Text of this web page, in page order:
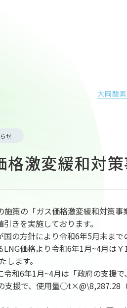
大岡酸
せ
格激変緩和対
施策の「ガス価格激変緩和対策
きを実施しております。
の方針により令和6年5月末まで
LNG価格より令和6年1月~4月は
します。
令和6年1月~4月は「政府の支援
支援で、使用量○t×@\8,287.28